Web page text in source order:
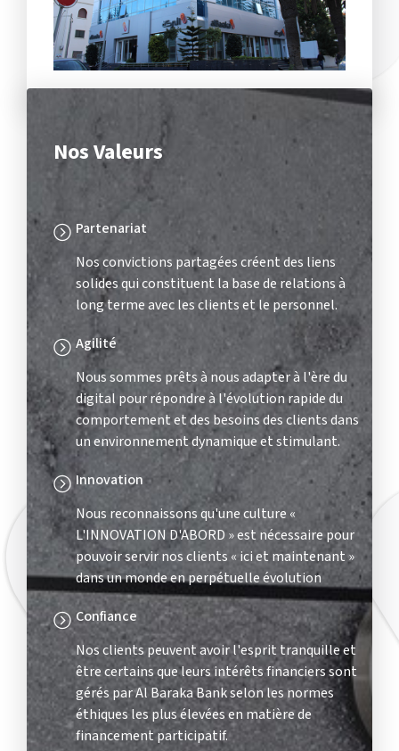
Nos Valeurs
Partenariat
Nos convictions partagées créent des liens
solides qui constituent la base de relations à
long terme avec les clients et le personnel.
Agilité
Nous sommes prêts à nous adapter à l'ère du
digital pour répondre à l'évolution rapide du
comportement et des besoins des clients dans
un environnement dynamique et stimulant.
Innovation
Nous reconnaissons qu'une culture «
L'INNOVATION D'ABORD » est nécessaire pour
pouvoir servir nos clients « ici et maintenant »
dans un monde en perpétuelle évolution
Confiance
Nos clients peuvent avoir l'esprit tranquille et
être certains que leurs intérêts financiers sont
gérés par Al Baraka Bank selon les normes
éthiques les plus élevées en matière de
financement participatif.